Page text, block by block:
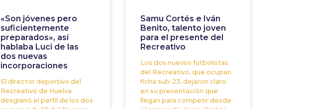
«Son jóvenes pero
suficientemente
preparados», así
hablaba Luci de las
dos nuevas
incorporaciones
El director deportivo del
Recreativo de Huelva
desgranó el perfil de los dos
Samu Cortés e Iván
Benito, talento joven
para el presente del
Recreativo
Los dos nuevos futbolistas
del Recreativo, que ocupan
ficha sub-23, dejaron claro
en su presentación que
llegan para competir desde